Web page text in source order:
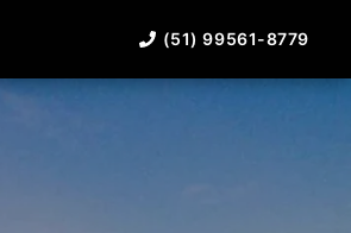
(51) 99561-8779